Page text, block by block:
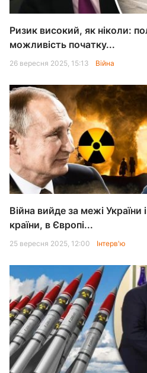
Ризик високий, як ніколи:
можливість початку...
26 вересня 2025, 15:13 Війна
Війна вийде за межі України
країни, в Європі...
25 вересня 2025, 12:00 Інтерв'ю